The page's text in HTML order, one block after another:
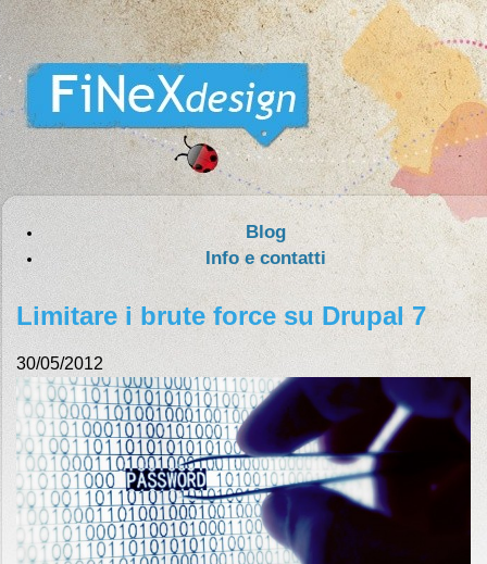
Blog
Info e contatti
Limitare i brute force su Drupal 7
30/05/2012